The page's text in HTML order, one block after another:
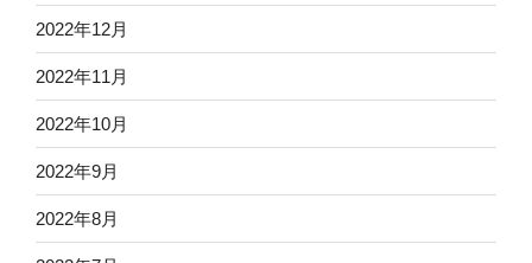
2022年12月
2022年11月
2022年10月
2022年9月
2022年8月